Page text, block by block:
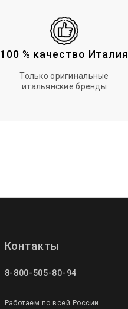
100 % качество Италия
Только оригинальные
итальянские бренды
Контакты
8-800-505-80-94
Работаем по всей России